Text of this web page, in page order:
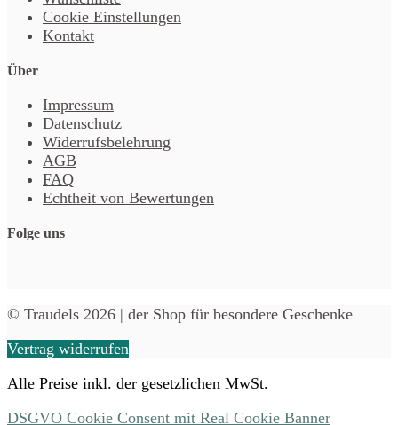
Cookie Einstellungen
Kontakt
Über
Impressum
Datenschutz
Widerrufsbelehrung
AGB
FAQ
Echtheit von Bewertungen
Folge uns
© Traudels 2026 | der Shop für besondere Geschenke
Vertrag widerrufen
Alle Preise inkl. der gesetzlichen MwSt.
DSGVO Cookie Consent mit Real Cookie Banner